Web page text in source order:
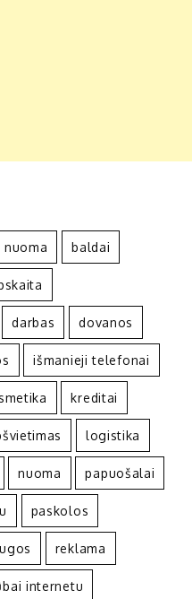
baldai
darbas dovanos
išmanieji telefonai
kreditai
logistika
nuoma papuošalai
paskolos
reklama
internetu